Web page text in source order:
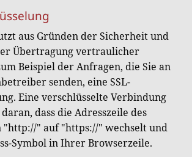
aus Gründen der Sicherheit und
Übertragung vertraulicher
Beispiel der Anfragen, die Sie an
senden, eine SSL-
Eine verschlüsselte Verbindung
dass die Adresszeile des
"http://" auf "https://" wechselt und
Symbol in Ihrer Browserzeile.